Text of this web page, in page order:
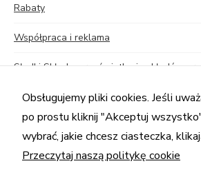
Rabaty
Współpraca i reklama
Słodki Skład – prześwietlenie składów
Sekrety czekolady – seria edukacyjna o
Przelicznik foremek i składników
Obsługujemy pliki cookies. Jeśli
po prostu kliknij "Akceptuj
wybrać, jakie chcesz ciasteczka,
Przeczytaj naszą politykę cookie